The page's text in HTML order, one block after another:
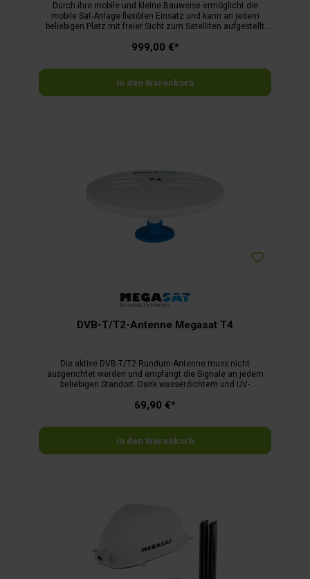
Durch ihre mobile und kleine Bauweise ermöglicht die
mobile Sat-Anlage flexiblen Einsatz und kann an jedem
beliebigen Platz mit freier Sicht zum Satelliten aufgestellt
problemlos umgehen. Der Transport erfolgt einfach durch
wird einfach via Koaxialkabel mit der Antenne verbunden und
benötigt keine zusätzliche Stromversorgung. Es ist sehr
einfach zu bedienen: Einen der 5 voreingestellten Satelliten
(Astra 1, Astra 2, Astra 3, Hotbird, Thor) wählen und der 38
Neigungswinkel 15° – 50°Azimuth / Suchwinkel
360°Stromversorgung 12 VoltVerbrauch im Suchmodus 33
Anschlusskabeln (Länge 2 x 10 m)Mini-
SteuergerätDiebstahlsicherungVerbindungskabel zwischen
Steuergerät und Receiver / TV (Länge 1 m)
999,00 €*
In den Warenkorb
DVB-T/T2-Antenne Megasat T4
Die aktive DVB-T/T2 Rundum-Antenne muss nicht
ausgerichtet werden und empfängt die Signale an jedem
beliebigen Standort. Dank wasserdichtem und UV-
Oberflächenbeschichtung ist sie ideal für Wohnwagen,
enthaltenem Montagematerial an den verschiedensten
Stellen installiert werden. Stromversorgung über DVB-T
Receiver, 12-Volt-KFZ-Adapter oder 5-Volt-USB-Adapter (im
Lieferumfang enthalten). Maße mit Fuß ø 28 x 12 cm,
69,90 €*
In den Warenkorb